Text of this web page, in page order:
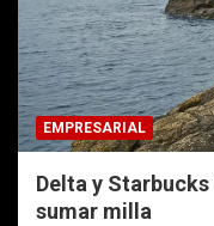
EMPRESARIAL
Delta y
sumar milla